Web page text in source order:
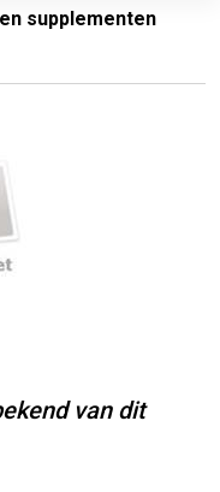
supplementen
van dit